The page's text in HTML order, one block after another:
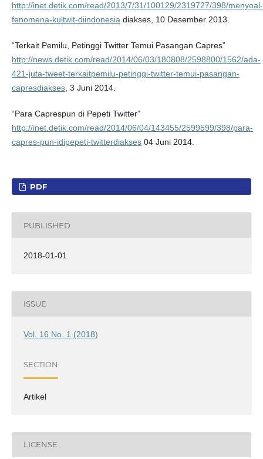
http://inet.detik.com/read/2013/7/31/100129/2319727/398/menyoal-
fenomena-kultwit-diindonesiadiakses, 10 Desember 2013.
“Terkait Pemilu, Petinggi Twitter Temui Pasangan Capres”
http://news.detik.com/read/2014/06/03/180808/2598800/1562/ada-
421-juta-tweet-terkaitpemilu-petinggi-twitter-temui-pasangan-
capresdiakses, 3 Juni 2014.
“Para Caprespun di Pepeti Twitter”
http://inet.detik.com/read/2014/06/04/143455/2599599/398/para-
capres-pun-idipepeti-twitterdiakses04 Juni 2014.
PDF
PUBLISHED
2018-01-01
ISSUE
Vol. 16 No. 1 (2018)
SECTION
Artikel
LICENSE